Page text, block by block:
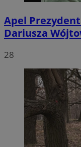
Apel
Dariusza
28